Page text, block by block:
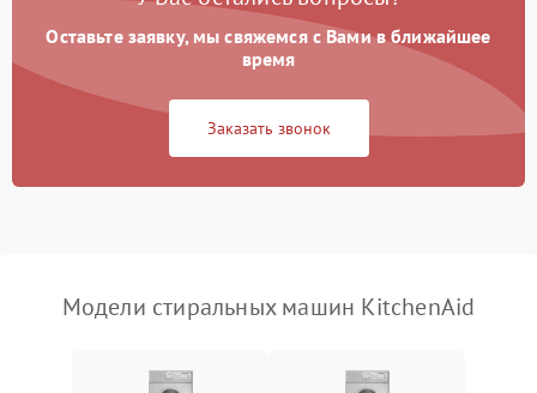
Оставьте заявку, мы свяжемся с Вами в ближайшее
время
Заказать звонок
Модели стиральных машин KitchenAid